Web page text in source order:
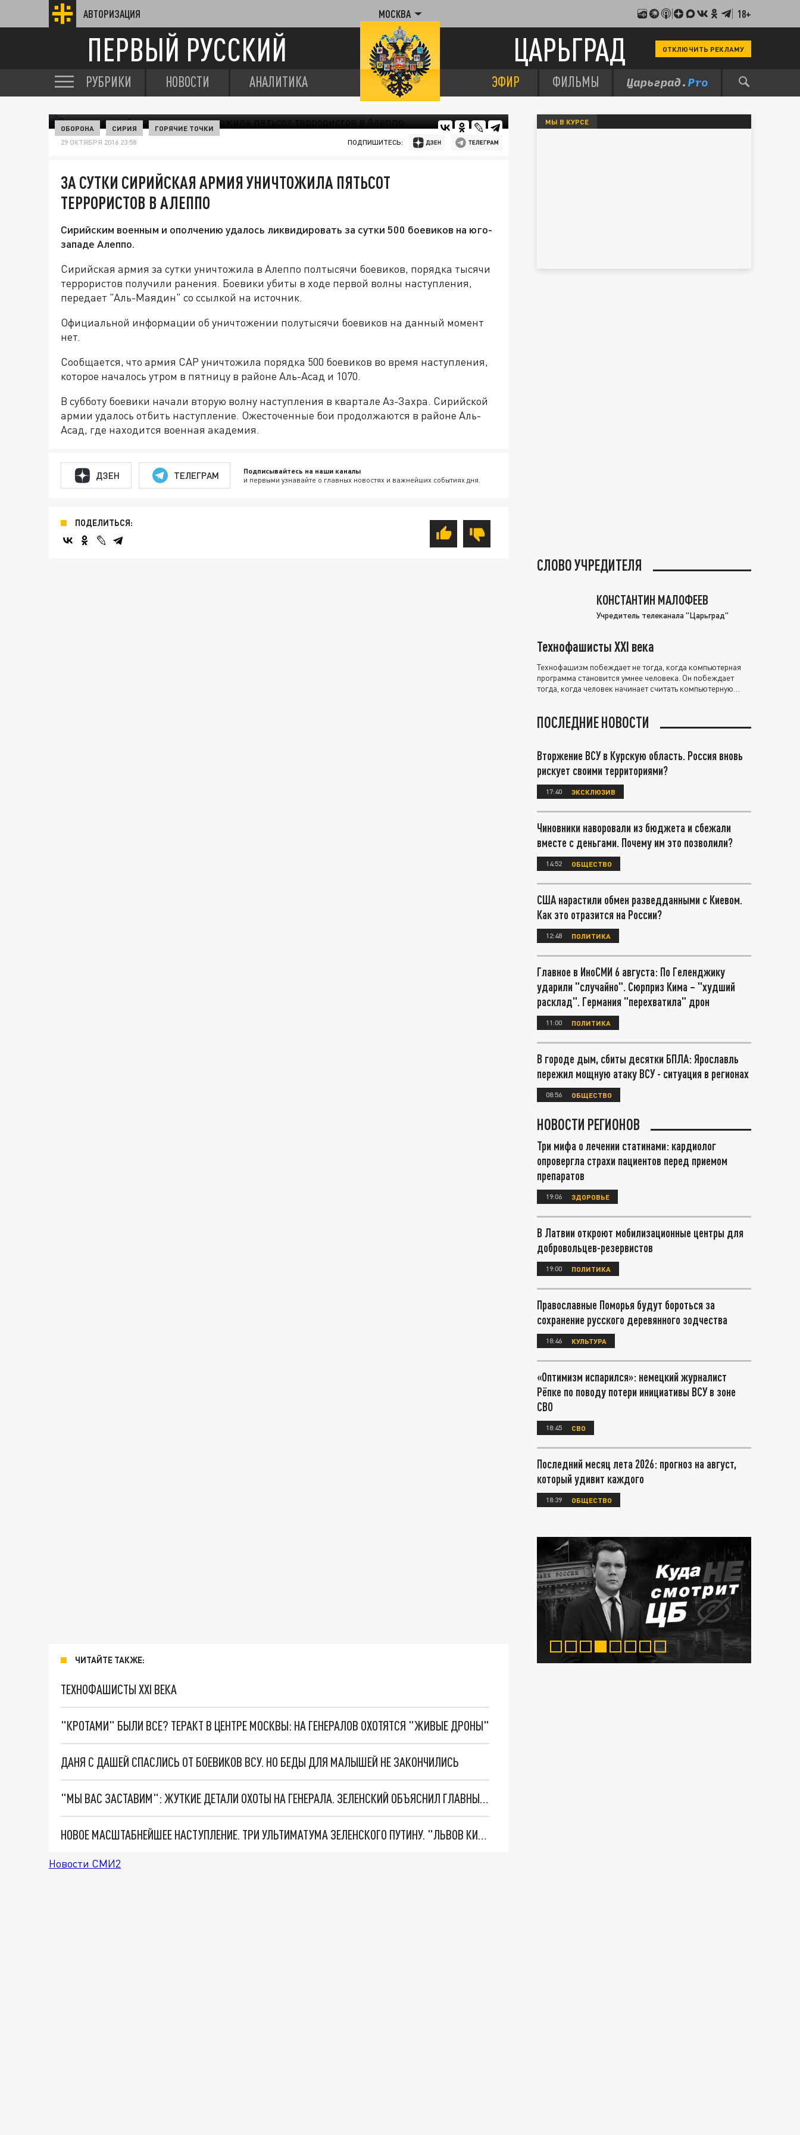
АВТОРИЗАЦИЯ МОСКВА 18+
ПЕРВЫЙ РУССКИЙ ЦАРЬГРАД ОТКЛЮЧИТЬ РЕКЛАМУ
РУБРИКИ НОВОСТИ АНАЛИТИКА ЭФИР ФИЛЬМЫ
ОБОРОНА СИРИЯ ГОРЯЧИЕ ТОЧКИ
29 ОКТЯБРЯ 2016 23:58 ПОДПИШИТЕСЬ:
ЗА СУТКИ СИРИЙСКАЯ АРМИЯ УНИЧТОЖИЛА ПЯТЬСОТ
ТЕРРОРИСТОВ В АЛЕППО
Сирийским военным и ополчению удалось ликвидировать за сутки 500 боевиков на юго-
западе Алеппо.
Сирийская армия за сутки уничтожила в Алеппо полтысячи боевиков, порядка тысячи
террористов получили ранения. Боевики убиты в ходе первой волны наступления,
передает "Аль-Маядин" со ссылкой на источник.
Официальной информации об уничтожении полутысячи боевиков на данный момент
нет.
Сообщается, что армия САР уничтожила порядка 500 боевиков во время наступления,
которое началось утром в пятницу в районе Аль-Асад и 1070.
В субботу боевики начали вторую волну наступления в квартале Аз-Захра. Сирийской
армии удалось отбить наступление. Ожесточенные бои продолжаются в районе Аль-
Асад, где находится военная академия.
ДЗЕН ТЕЛЕГРАМ Подписывайтесь на наши каналы
и первыми узнавайте о главных новостях и важнейших событиях дня.
ПОДЕЛИТЬСЯ:
ЧИТАЙТЕ ТАКЖЕ:
ТЕХНОФАШИСТЫ XXI ВЕКА
"КРОТАМИ" БЫЛИ ВСЕ? ТЕРАКТ В ЦЕНТРЕ МОСКВЫ: НА ГЕНЕРАЛОВ ОХОТЯТСЯ "ЖИВЫЕ ДРОНЫ"
ДАНЯ С ДАШЕЙ СПАСЛИСЬ ОТ БОЕВИКОВ ВСУ. НО БЕДЫ ДЛЯ МАЛЫШЕЙ НЕ ЗАКОНЧИЛИСЬ
"МЫ ВАС ЗАСТАВИМ": ЖУТКИЕ ДЕТАЛИ ОХОТЫ НА ГЕНЕРАЛА. ЗЕЛЕНСКИЙ ОБЪЯСНИЛ ГЛАВНЫЙ СМЫСЛ ТЕРАКТА В ЦЕНТРЕ МОСКВЫ
НОВОЕ МАСШТАБНЕЙШЕЕ НАСТУПЛЕНИЕ. ТРИ УЛЬТИМАТУМА ЗЕЛЕНСКОГО ПУТИНУ. "ЛЬВОВ КИМА" ПОСТАВЯТ НА ПВО? ГЛОБАЛЬНЫЙ ПРОРЫВ ПОД ЗАПОРОЖЬЕМ
Новости СМИ2
МЫ В КУРСЕ
СЛОВО УЧРЕДИТЕЛЯ
КОНСТАНТИН МАЛОФЕЕВ
Учредитель телеканала "Царьград"
Технофашисты XXI века
Технофашизм побеждает не тогда, когда компьютерная
программа становится умнее человека. Он побеждает
тогда, когда человек начинает считать компьютерную
ПОСЛЕДНИЕ НОВОСТИ
Вторжение ВСУ в Курскую область. Россия вновь
рискует своими территориями?
17:40 ЭКСКЛЮЗИВ
Чиновники наворовали из бюджета и сбежали
вместе с деньгами. Почему им это позволили?
14:52 ОБЩЕСТВО
США нарастили обмен разведданными с Киевом.
Как это отразится на России?
12:48 ПОЛИТИКА
Главное в ИноСМИ 6 августа: По Геленджику
ударили "случайно". Сюрприз Кима – "худший
расклад". Германия "перехватила" дрон
11:00 ПОЛИТИКА
В городе дым, сбиты десятки БПЛА: Ярославль
пережил мощную атаку ВСУ - ситуация в регионах
08:56 ОБЩЕСТВО
НОВОСТИ РЕГИОНОВ
Три мифа о лечении статинами: кардиолог
опровергла страхи пациентов перед приемом
препаратов
19:06 ЗДОРОВЬЕ
В Латвии откроют мобилизационные центры для
добровольцев-резервистов
19:00 ПОЛИТИКА
Православные Поморья будут бороться за
сохранение русского деревянного зодчества
18:46 КУЛЬТУРА
«Оптимизм испарился»: немецкий журналист
Рёпке по поводу потери инициативы ВСУ в зоне
СВО
18:45 СВО
Последний месяц лета 2026: прогноз на август,
который удивит каждого
18:39 ОБЩЕСТВО